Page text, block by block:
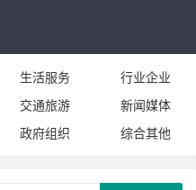
生活服务
行业企业
交通旅游
新闻媒体
政府组织 综合其他